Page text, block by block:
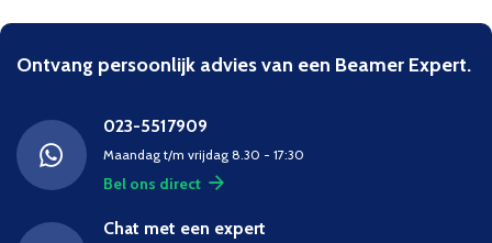
Ontvang persoonlijk advies van een Beamer Expert.
023-5517909
Maandag t/m vrijdag 8.30 - 17:30
Bel ons direct
Chat met een expert